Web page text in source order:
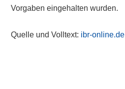
Vorgaben eingehalten wurden.
Quelle und Volltext: ibr-online.de